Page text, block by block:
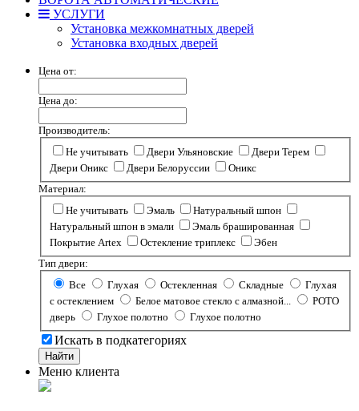
УСЛУГИ
Установка межкомнатных дверей
Установка входных дверей
Цена от:
Цена до:
Производитель:
Не учитывать
Двери Ульяновские
Двери Терем
Двери Оникс
Двери Белоруссии
Оникс
Материал:
Не учитывать
Эмаль
Натуральный шпон
Натуральный шпон в эмали
Эмаль брашированная
Покрытие Artex
Остекление триплекс
Эбен
Тип двери:
Все
Глухая Остекленная Складные
Глухая
с остеклением
Белое матовое стекло с алмазной...
РОТО
дверь
Глухое полотно Глухое полотно
Искать в подкатегориях
Меню клиента